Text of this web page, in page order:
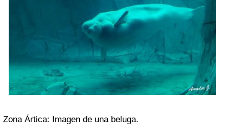
Zona Ártica: Imagen de una beluga.